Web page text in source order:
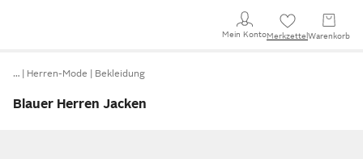
Mein KontoMerkzettel Warenkorb
… Herren-Mode Bekleidung
Blauer Herren Jacken